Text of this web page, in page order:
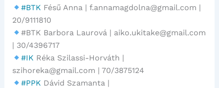
#BTK Fésű Anna | f.annamagdolna@gmail.com |
20/9111810
#BTK Barbora Laurová | aiko.ukitake@gmail.com
| 30/4396717
#IK Réka Szilassi-Horváth |
szihoreka@gmail.com | 70/3875124
#PPK Dávid Szamanta |